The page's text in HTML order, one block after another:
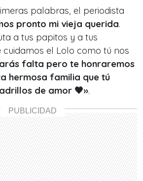
palabras, el periodista
pronto mi vieja querida.
a tus papitos y a tus
cuidamos el Lolo como tú nos
falta pero te honraremos
hermosa familia que tú
de amor 🖤».